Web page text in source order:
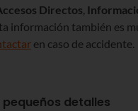
Directos
información también es
en caso de accidente.
detalles